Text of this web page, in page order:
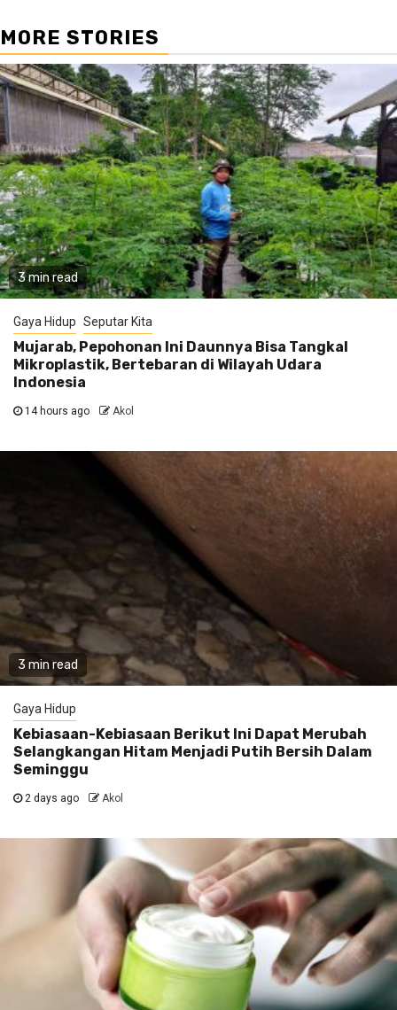
MORE STORIES
3 min read
Gaya Hidup Seputar Kita
Mujarab, Pepohonan Ini Daunnya Bisa Tangkal
Mikroplastik, Bertebaran di Wilayah Udara
Indonesia
14 hours ago Akol
3 min read
Gaya Hidup
Kebiasaan-Kebiasaan Berikut Ini Dapat Merubah
Selangkangan Hitam Menjadi Putih Bersih Dalam
Seminggu
2 days ago Akol